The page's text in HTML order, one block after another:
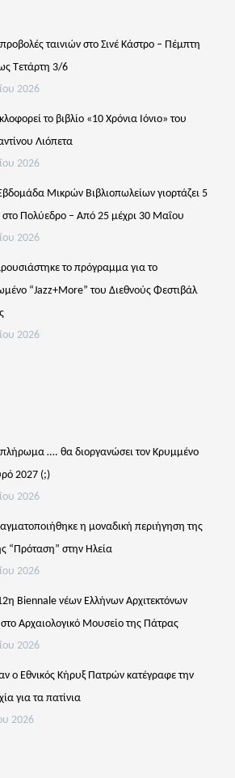
ταινιών στο Σινέ Κάστρο – Πέμπτη
Τετάρτη 3/6
2026
το βιβλίο «10 Χρόνια Ιόνιο» του
Λιόπετα
2026
Μικρών Βιβλιοπωλείων γιορτάζει 5
στο Πολύεδρο – Από 25 μέχρι 30 Μαΐου
2026
το πρόγραμμα για το
“Jazz+More” του Διεθνούς Φεστιβάλ
2026
…. θα διοργανώσει τον Κρυμμένο
2027 (;)
2026
η μοναδική περιήγηση της
“Πρόταση” στην Ηλεία
2026
Biennale νέων Ελλήνων Αρχιτεκτόνων
στο Αρχαιολογικό Μουσείο της Πάτρας
2026
ο Εθνικός Κήρυξ Πατρών κατέγραφε την
για τα πατίνια
2026